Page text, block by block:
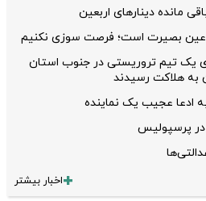
مانده دینارهای اربعین
عین بصیرت است؛ فرصت سوزی نکنیم
یک تیم تروریستی در جنوب استان
به هلاکت رسیدند
ادعا عجیب یک نماینده
در پرسپولیس
اخبار بیشتر